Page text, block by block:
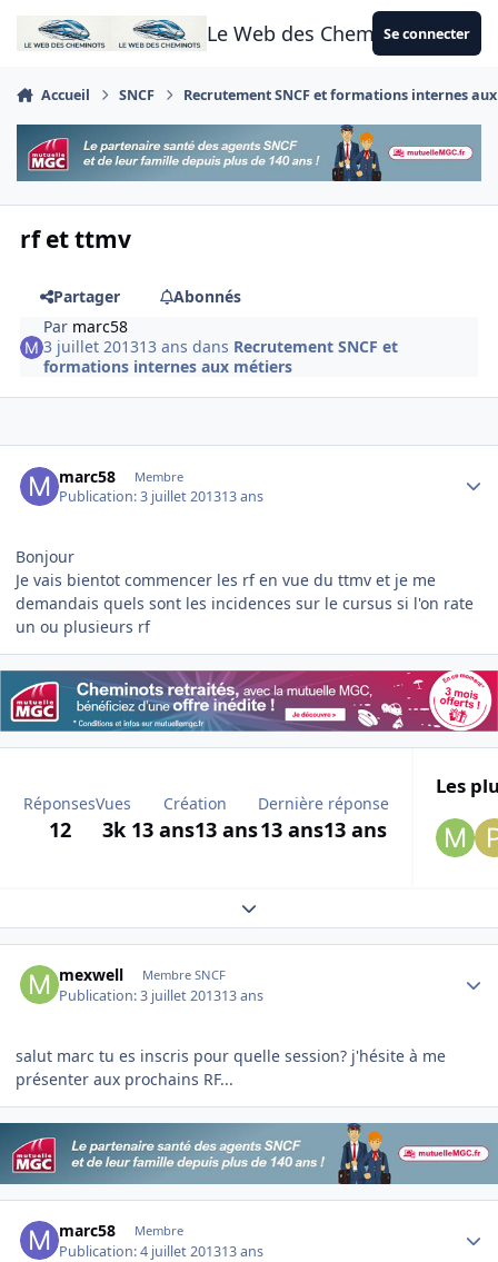
Aller au contenu
Le Web des CheminotsSe connecter
Accueil SNCF Recrutement SNCF et formations internes
rf et ttmv
Partager
Abonnés
Par marc58
3 juillet 201313 ans dans Recrutement SNCF et
formations internes aux métiers
marc58 Membre
Publication:3 juillet 201313 ans
Bonjour
Je vais bientot commencer les rf en vue du ttmv et je me
demandais quels sont les incidences sur le cursus si l'on rate
un ou plusieurs rf
Réponses
12
Vues
3k
Création
13 ans13 ans
Dernière réponse
13 ans13 ans
Les
Expand topic overview
mexwell Membre SNCF
Publication:3 juillet 201313 ans
salut marc tu es inscris pour quelle session? j'hésite à me
présenter aux prochains RF...
marc58 Membre
Publication:4 juillet 201313 ans